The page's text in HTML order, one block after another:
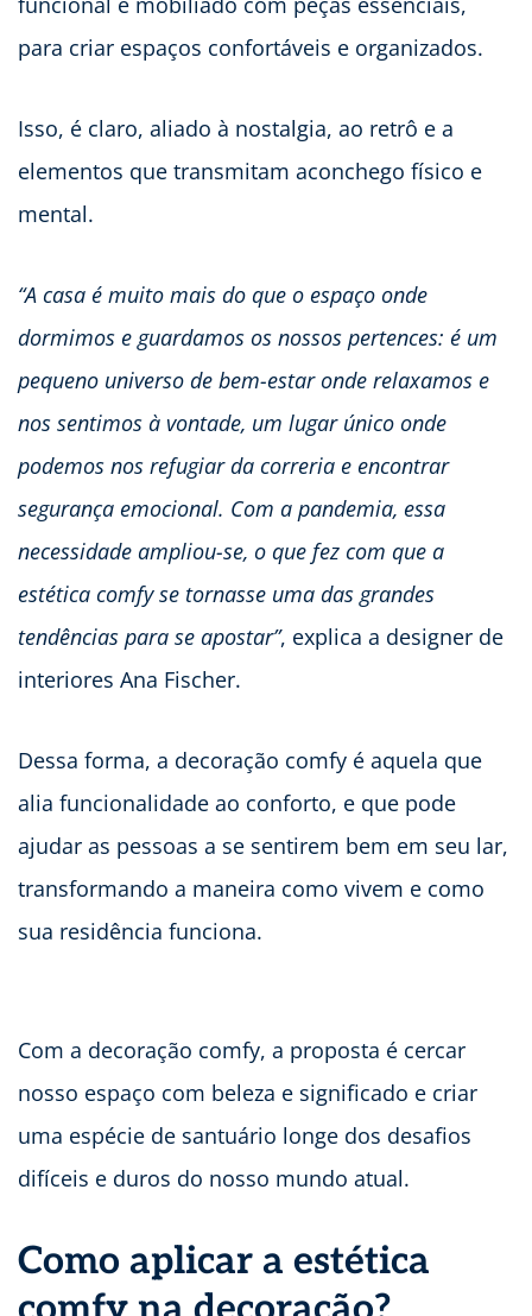
para criar espaços confortáveis e organizados.
Isso, é claro, aliado à nostalgia, ao retrô e a
elementos que transmitam aconchego físico e
mental.
“A casa é muito mais do que o espaço onde
dormimos e guardamos os nossos pertences: é um
pequeno universo de bem-estar onde relaxamos e
nos sentimos à vontade, um lugar único onde
podemos nos refugiar da correria e encontrar
segurança emocional. Com a pandemia, essa
necessidade ampliou-se, o que fez com que a
estética comfy se tornasse uma das grandes
tendências para se apostar”, explica a designer de
interiores Ana Fischer.
Dessa forma, a decoração comfy é aquela que
alia funcionalidade ao conforto, e que pode
ajudar as pessoas a se sentirem bem em seu lar,
transformando a maneira como vivem e como
sua residência funciona.
Com a decoração comfy, a proposta é cercar
nosso espaço com beleza e significado e criar
uma espécie de santuário longe dos desafios
difíceis e duros do nosso mundo atual.
Como aplicar a estética